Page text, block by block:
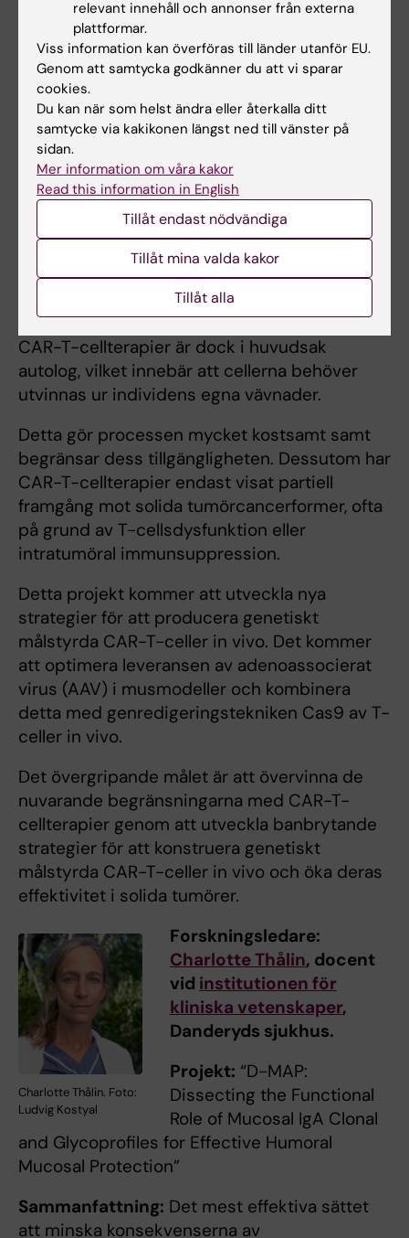
William A. Nyberg.
Foto: N/A
Forskningsledare:William
forskarassistent vid
institutionen för medicin
Huddinge.
Projekt:“Improving CAR-T
cell therapies through
AAV-mediated genetic
engineering”
Sammanfattning: T-celler som uttrycker
chimära antigenreceptorer (CAR) har
revolutionerat cellterapier mot vissa
hematologiska cancerformer. Utvecklingen av
CAR-T-cellterapier är dock i huvudsak
autolog, vilket innebär att cellerna behöver
utvinnas ur individens egna vävnader.
Detta gör processen mycket kostsamt samt
begränsar dess tillgängligheten. Dessutom har
CAR-T-cellterapier endast visat partiell
framgång mot solida tumörcancerformer, ofta
på grund av T-cellsdysfunktion eller
intratumöral immunsuppression.
Detta projekt kommer att utveckla nya
strategier för att producera genetiskt
målstyrda CAR-T-celler in vivo. Det kommer
att optimera leveransen av adenoassocierat
virus (AAV) i musmodeller och kombinera
detta med genredigeringstekniken Cas9 av T-
celler in vivo.
Det övergripande målet är att övervinna de
nuvarande begränsningarna med CAR-T-
cellterapier genom att utveckla banbrytande
strategier för att konstruera genetiskt
målstyrda CAR-T-celler in vivo och öka deras
effektivitet i solida tumörer.
Charlotte Thålin. Foto:
Ludvig Kostyal
Forskningsledare:
Charlotte Thålin, docent
vid institutionen för
kliniska vetenskaper,
Danderyds sjukhus.
Projekt: “D-MAP:
Dissecting the Functional
Role of Mucosal IgA Clonal
and Glycoprofiles for Effective Humoral
Mucosal Protection”
Sammanfattning: Det mest effektiva sättet
att minska konsekvenserna av
relevant innehåll och annonser från externa
plattformar.
Viss information kan överföras till länder utanför EU.
Genom att samtycka godkänner du att vi sparar
cookies.
Du kan när som helst ändra eller återkalla ditt
samtycke via kakikonen längst ned till vänster på
sidan.
Mer information om våra kakor
Read this information in English
Tillåt endast nödvändiga
Tillåt mina valda kakor
Tillåt alla